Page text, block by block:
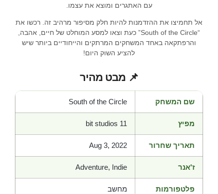
עם האתגרים ומוצא את עצמו.
אל תחמיצו את ההזדמנות להיות חלק מסיפור מרהיב זה. רכשו את
“South of the Circle” כעת וצאו למסע המוחלט של חיים, אהבה,
והרפתקאה באחד המשחקים המרתקים והייחודיים ביותר שיש
להציע השוק היום!
📌 מבט מהיר
שם המשחק South of the Circle
מפיץ 11 bit studios
תאריך שחרור Aug 3, 2022
ז'אנר Adventure, Indie
פלטפורמות
מחשב